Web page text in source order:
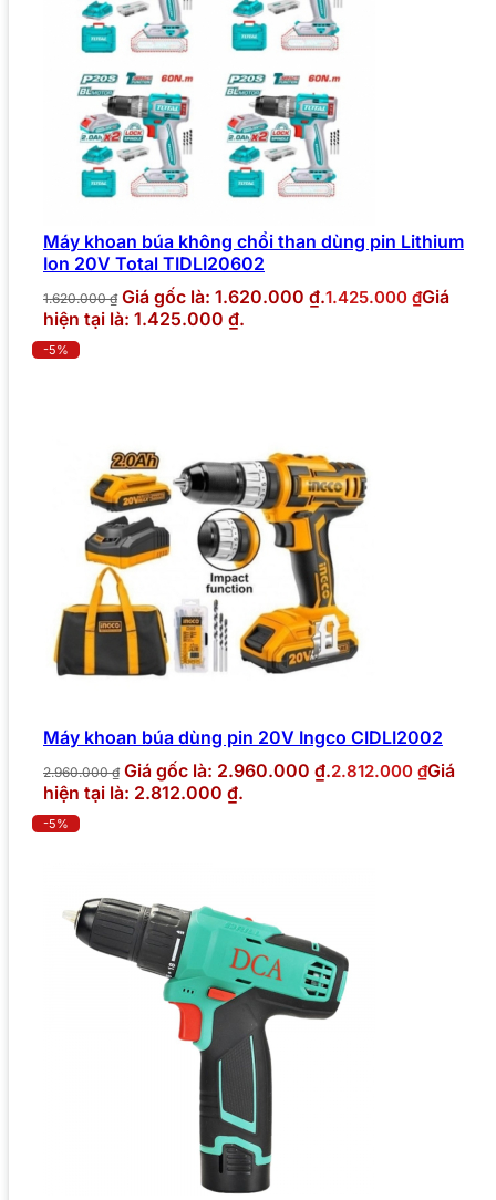
Máy khoan búa không chổi than dùng pin Lithium
Ion 20V Total TIDLI20602
1.620.000₫ Giá gốc là: 1.620.000 ₫.1.425.000 ₫Giá
hiện tại là: 1.425.000 ₫.
-5%
Máy khoan búa dùng pin 20V Ingco CIDLI2002
2.960.000₫ Giá gốc là: 2.960.000 ₫.2.812.000 ₫Giá
hiện tại là: 2.812.000 ₫.
-5%